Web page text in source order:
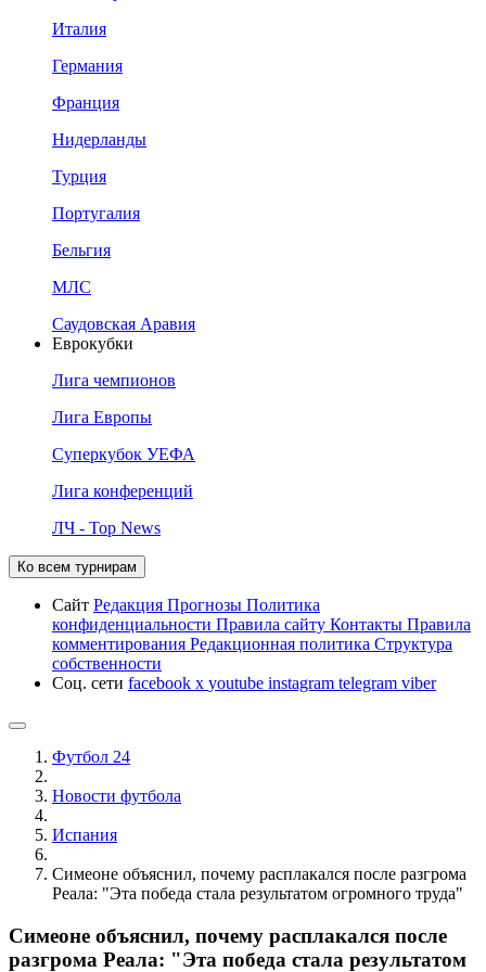
Италия
Германия
Франция
Нидерланды
Турция
Португалия
Бельгия
МЛС
Саудовская Аравия
Еврокубки
Лига чемпионов
Лига Европы
Суперкубок УЕФА
Лига конференций
ЛЧ - Top News
Ко всем турнирам
Сайт Редакция Прогнозы Политика
конфиденциальности Правила сайту Контакты Правила
комментирования Редакционная политика Структура
собственности
Соц. сети facebook x youtube instagram telegram viber
Футбол 24
Новости футбола
Испания
Симеоне объяснил, почему расплакался после разгрома
Реала: "Эта победа стала результатом огромного труда"
Симеоне объяснил, почему расплакался после
разгрома Реала: "Эта победа стала результатом